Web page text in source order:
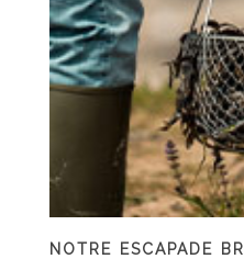
NOTRE ESCAPADE